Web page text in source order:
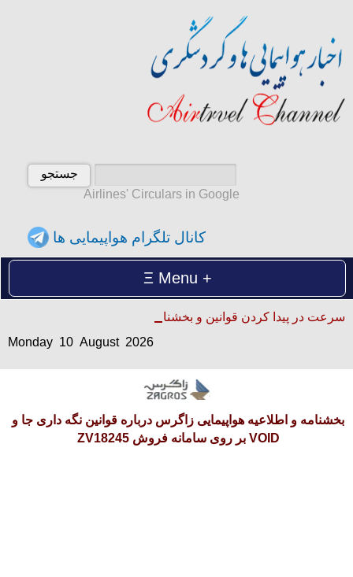
Airlines' Circulars in Google
کانال تلگرام هواپیمایی ها
Menu
سرعت در پیدا کردن قوانین و بخشنامه ها
Monday 10 August 2026
Monday 10 August 2026
بخشنامه و اطلاعیه هواپیمایی زاگرس درباره قوانین نگه داری جا و
VOID بر روی سامانه فروش ZV18245